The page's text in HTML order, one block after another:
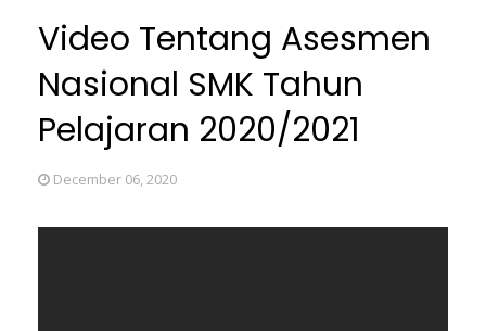
Video Tentang Asesmen
Nasional SMK Tahun
Pelajaran 2020/2021
December 06, 2020